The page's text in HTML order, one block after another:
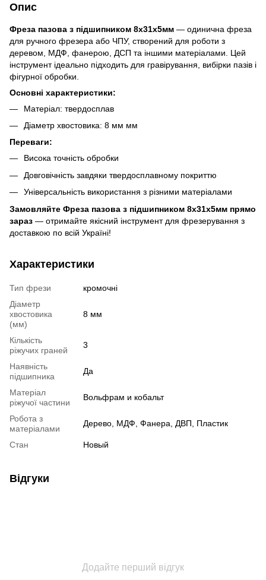
Опис
Фреза пазова з підшипником 8x31x5мм — одинична фреза
для ручного фрезера або ЧПУ, створений для роботи з
деревом, МДФ, фанерою, ДСП та іншими матеріалами. Цей
інструмент ідеально підходить для гравірування, вибірки пазів і
фігурної обробки.
Основні характеристики:
Матеріал: твердосплав
Діаметр хвостовика: 8 мм мм
Переваги:
Висока точність обробки
Довговічність завдяки твердосплавному покриттю
Універсальність використання з різними матеріалами
Замовляйте Фреза пазова з підшипником 8x31x5мм прямо
зараз — отримайте якісний інструмент для фрезерування з
доставкою по всій Україні!
Характеристики
Тип фрези
кромочні
Діаметр
хвостовика
(мм)
8 мм
Кількість
ріжучих граней
3
Наявність
підшипника
Да
Матеріал
ріжучої частини
Вольфрам и кобальт
Робота з
матеріалами
Дерево, МДФ, Фанера, ДВП, Пластик
Стан Новый
Відгуки
Додайте перший відгук